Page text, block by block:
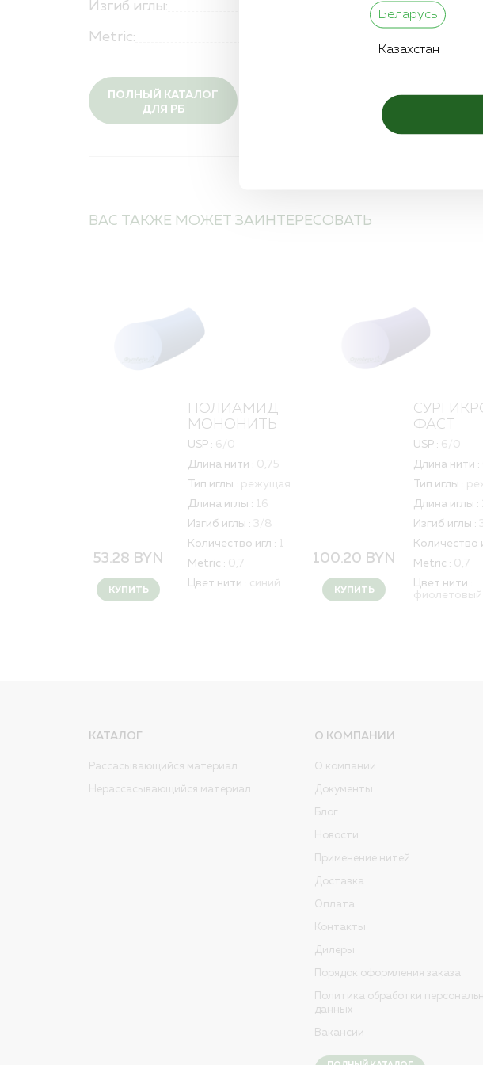
Изгиб иглы:
Metric:
ПОЛНЫЙ КАТАЛОГ
ДЛЯ РБ
ВАС ТАКЖЕ МОЖЕТ ЗАИНТЕРЕСОВАТЬ
ПОЛИАМИД
МОНОНИТЬ
USP : 6/0
Длина нити : 0,75
Тип иглы : режущая
Длина иглы : 16
Изгиб иглы : 3/8
Количество игл : 1
Metric : 0,7
Цвет нити : синий
53.28 BYN
КУПИТЬ
ФАСТ
USP : 6/0
Длина нити :
Тип иглы :
Длина иглы :
Изгиб иглы :
Количество
Metric : 0,7
Цвет нити :
фиолетовый
100.20 BYN
КУПИТЬ
КАТАЛОГ
Рассасывающийся материал
Нерассасывающийся материал
О КОМПАНИИ
О компании
Документы
Блог
Новости
Применение нитей
Доставка
Оплата
Контакты
Дилеры
Порядок оформления заказа
Политика обработки
данных
Вакансии
Беларусь
Казахстан